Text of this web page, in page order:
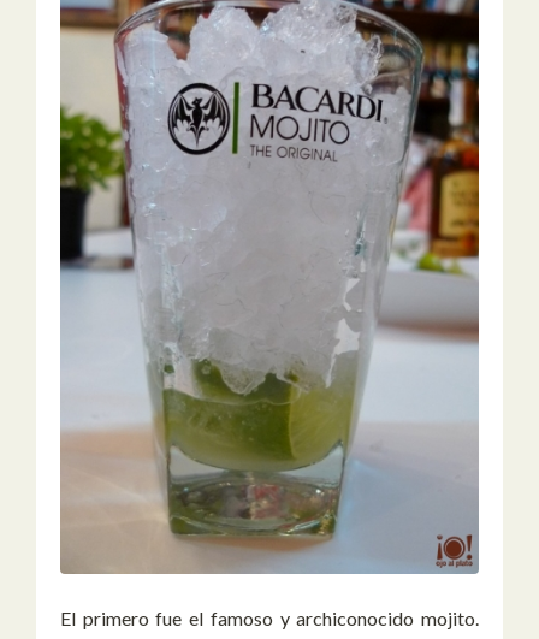
El primero fue el famoso y archiconocido mojito.